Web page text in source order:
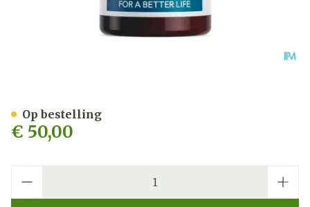
€ 50,00
Op bestelling